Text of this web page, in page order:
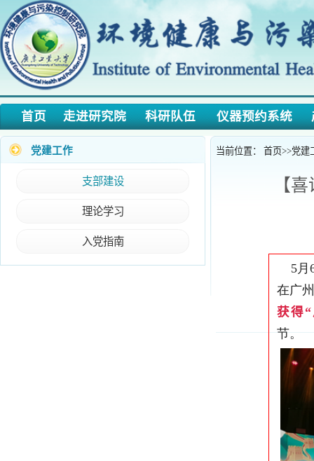
首页 走进研究院 科研队伍 仪器预约系统 产学
党建工作
支部建设
入党指南
当前位置：首页>>党建工作>>
在广州珠
获得“广